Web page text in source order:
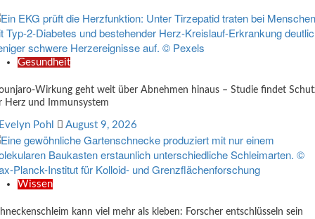
Gesundheit
Wirkung geht weit über Abnehmen hinaus – Studie findet
Herz und Immunsystem
Pohl August 9, 2026
Wissen
kann viel mehr als kleben: Forscher entschlüsseln sein